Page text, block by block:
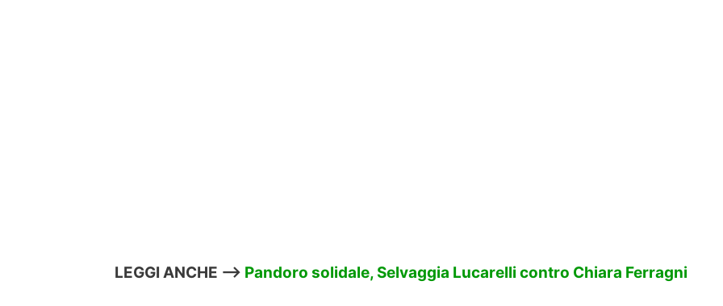
LEGGI ANCHE –> Pandoro solidale, Selvaggia Lucarelli contro Chiara Ferragni